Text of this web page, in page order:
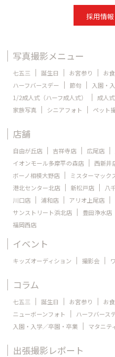
採用情
写真撮影メニュー
七五三 誕生日 お宮参り
お
ハーフバースデー
節句
入園・
1/2成人式（ハーフ成人式）
成人
家族写真
シニアフォト ペット
店舗
自由が丘店 吉祥寺店 広尾店
イオンモール多摩平の森店
西新井
ボーノ相模大野店
ミスターマック
港北センター北店
新松戸店 八
川口店
浦和店 アリオ上尾店
サンストリート浜北店
豊田浄水店
福岡西店
イベント
キッズオーディション 撮影会
コラム
七五三 誕生日 お宮参り
お
ニューボーンフォト
ハーフバース
入園・入学／卒園・卒業
マタニテ
出張撮影レポート